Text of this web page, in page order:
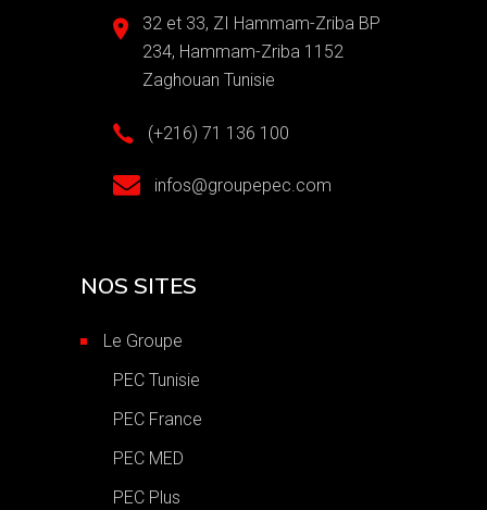
32 et 33, ZI Hammam-Zriba BP
234, Hammam-Zriba 1152
Zaghouan Tunisie
(+216) 71 136 100
infos@groupepec.com
NOS SITES
Le Groupe
PEC Tunisie
PEC France
PEC MED
PEC Plus